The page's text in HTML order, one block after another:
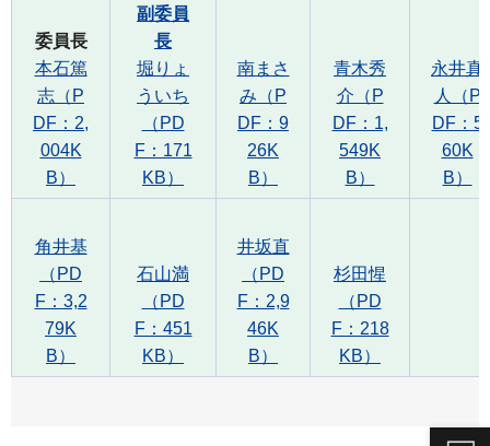
委員長
本石篤
志（P
DF：2,
004K
B）
副委員
長
堀りょ
ういち
（PD
F：171
KB）
南まさ
み（P
DF：9
26K
B）
青木秀
介（P
DF：1,
549K
B）
永井真
人（P
DF：5
60K
B）
角井基
（PD
F：3,2
79K
B）
石山満
（PD
F：451
KB）
井坂直
（PD
F：2,9
46K
B）
杉田惺
（PD
F：218
KB）